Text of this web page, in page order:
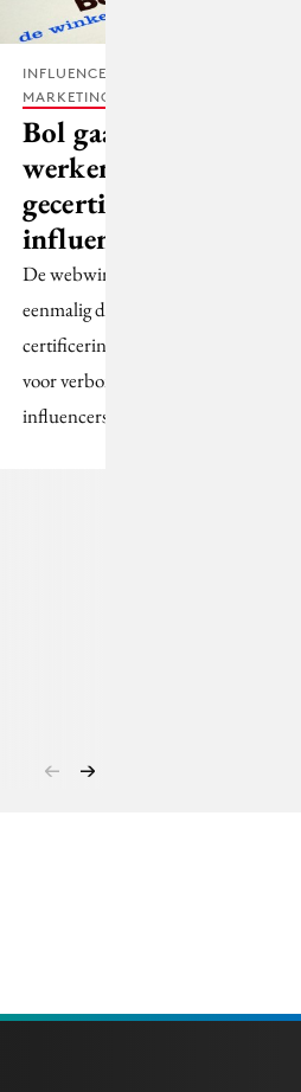
INFLUENCER
MARKETING
Bol gaat
werken met
gecertificeerde
influencers
De webwinkel gaat ook
eenmalig de kosten van
certificering betalen
voor verbonden
influencers.